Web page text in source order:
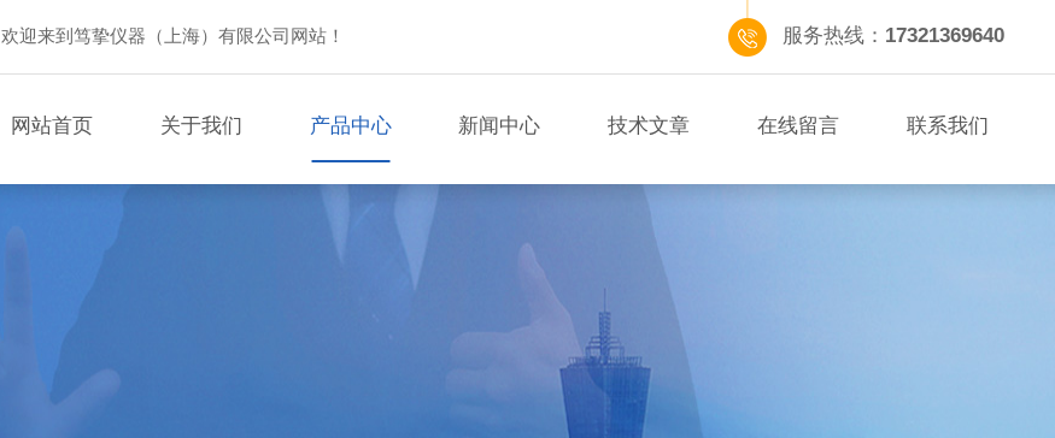
欢迎来到笃挚仪器（上海）有限公司网站！ 服务热线： 17321369640
网站首页 关于我们 产品中心 新闻中心 技术文章 在线留言 联系我们